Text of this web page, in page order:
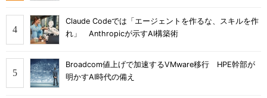
Claude Codeでは「エージェントを作るな、スキルを作
れ」 Anthropicが示すAI構築術
Broadcom値上げで加速するVMware移行 HPE幹部が
明かすAI時代の備え